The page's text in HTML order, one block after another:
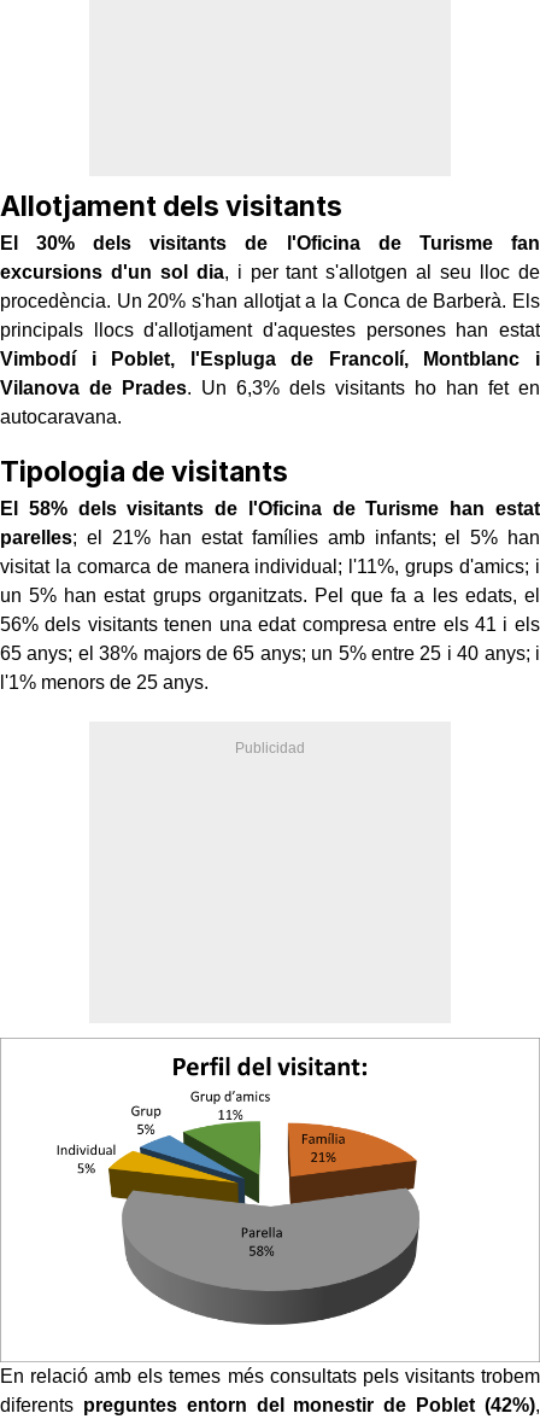
Allotjament dels visitants
El 30% dels visitants de l'Oficina de Turisme fan
excursions d'un sol dia, i per tant s'allotgen al seu lloc de
procedència. Un 20% s'han allotjat a la Conca de Barberà. Els
principals llocs d'allotjament d'aquestes persones han estat
Vimbodí i Poblet, l'Espluga de Francolí, Montblanc i
Vilanova de Prades. Un 6,3% dels visitants ho han fet en
autocaravana.
Tipologia de visitants
El 58% dels visitants de l'Oficina de Turisme han estat
parelles; el 21% han estat famílies amb infants; el 5% han
visitat la comarca de manera individual; l'11%, grups d'amics; i
un 5% han estat grups organitzats. Pel que fa a les edats, el
56% dels visitants tenen una edat compresa entre els 41 i els
65 anys; el 38% majors de 65 anys; un 5% entre 25 i 40 anys; i
l'1% menors de 25 anys.
En relació amb els temes més consultats pels visitants trobem
diferents preguntes entorn del monestir de Poblet (42%),